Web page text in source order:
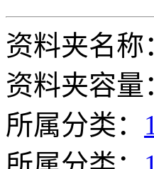
资料夹名称
资料夹容量
所属分类：